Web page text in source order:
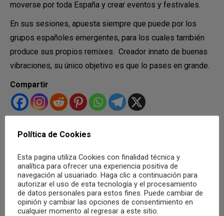
moverse por toda España y crear eventos y festivales.
En sus sesiones, apuesta siempre que puede por los
grupos españoles emergentes, para los cuales también
produce sus propios remixes. Creador innato de buenas
vibraciones, su único objetivo es que lo pases en grande.
Compartir
Etiquetas: #ArtistasALC Alicante Concierto festival
Música músicazero salababel
Política de Cookies
Esta pagina utiliza Cookies con finalidad técnica y
analítica para ofrecer una experiencia positiva de
navegación al usuariado. Haga clic a continuación para
autorizar el uso de esta tecnología y el procesamiento
de datos personales para estos fines. Puede cambiar de
opinión y cambiar las opciones de consentimiento en
cualquier momento al regresar a este sitio.